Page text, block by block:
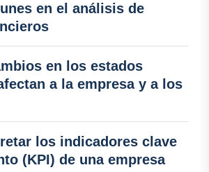
en el análisis de
en los estados
a la empresa y a los
los indicadores clave
(KPI) de una empresa